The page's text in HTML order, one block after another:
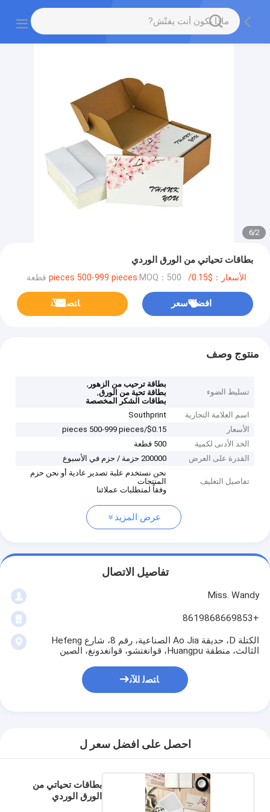
2
/
6
بطاقات تحياتي من الورق الوردي
الأسعار：$0.15/pieces 500-999 pieces MOQ：500 قطعة
افضل سعر ﺎﺘﺼﻟ ﺍﻶﻧ
منتوج وصف
تسليط الضوء
بطاقة ترحيب من الزهور ,
بطاقة تحية من الورق,
بطاقات الشكر المخصصة
اسم العلامة التجارية
Southprint
الأسعار
$0.15/pieces 500-999 pieces
الحد الأدنى لكمية
500 قطعة
القدرة على العرض
200000 حزمة / حزم في الأسبوع
تفاصيل التغليف
نحن نستخدم علبة تصدير عادية أو نحن حزم
المنتجات
وفقاً لمتطلبات عملائنا
عرض المزيد
تفاصيل الاتصال
Miss. Wandy
+8619868669853
الكتلة D، حديقة Ao Jia الصناعية، رقم 8، شارع Hefeng
الثالث، منطقة Huangpu، قوانغتشو، قوانغدونغ، الصين
ﺎﺘﺼﻟ ﺍﻶﻧ
احصل على افضل سعر ل
بطاقات تحياتي من
الورق الوردي